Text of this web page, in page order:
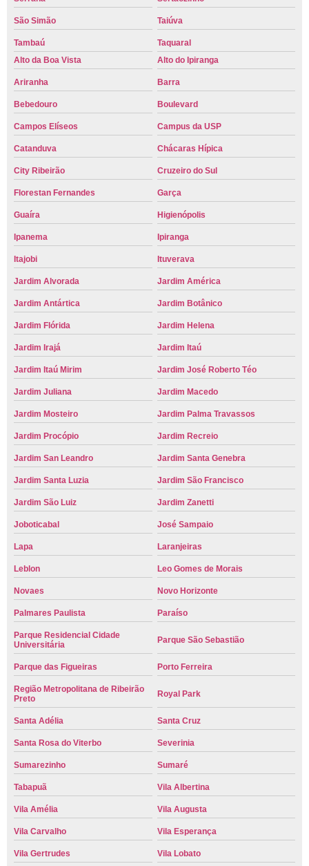
São Simão Taiúva
Tambaú
Taquaral
Alto da Boa Vista
Alto do Ipiranga
Ariranha Barra
Bebedouro Boulevard
Campos Elíseos Campus da USP
Catanduva Chácaras Hípica
City Ribeirão Cruzeiro do Sul
Florestan Fernandes Garça
Guaíra Higienópolis
Ipanema Ipiranga
Itajobi Ituverava
Jardim Alvorada Jardim América
Jardim Antártica Jardim Botânico
Jardim Flórida Jardim Helena
Jardim Irajá Jardim Itaú
Jardim Itaú Mirim Jardim José Roberto Téo
Jardim Juliana Jardim Macedo
Jardim Mosteiro Jardim Palma Travassos
Jardim Procópio Jardim Recreio
Jardim San Leandro Jardim Santa Genebra
Jardim Santa Luzia Jardim São Francisco
Jardim São Luiz Jardim Zanetti
Joboticabal José Sampaio
Lapa Laranjeiras
Leblon Leo Gomes de Morais
Novaes Novo Horizonte
Palmares Paulista Paraíso
Parque Residencial Cidade
Universitária
Parque São Sebastião
Parque das Figueiras Porto Ferreira
Região Metropolitana de Ribeirão
Preto
Royal Park
Santa Adélia Santa Cruz
Santa Rosa do Viterbo Severinia
Sumarezinho Sumaré
Tabapuã Vila Albertina
Vila Amélia Vila Augusta
Vila Carvalho Vila Esperança
Vila Gertrudes Vila Lobato